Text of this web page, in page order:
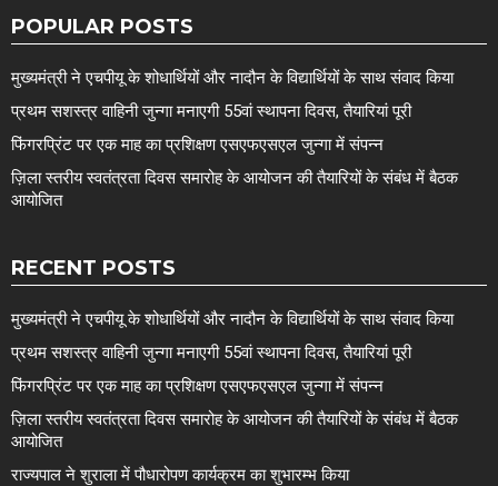
POPULAR POSTS
मुख्यमंत्री ने एचपीयू के शोधार्थियों और नादौन के विद्यार्थियों के साथ संवाद किया
प्रथम सशस्त्र वाहिनी जुन्गा मनाएगी 55वां स्थापना दिवस, तैयारियां पूरी
फिंगरप्रिंट पर एक माह का प्रशिक्षण एसएफएसएल जुन्गा में संपन्न
ज़िला स्तरीय स्वतंत्रता दिवस समारोह के आयोजन की तैयारियों के संबंध में बैठक
आयोजित
RECENT POSTS
मुख्यमंत्री ने एचपीयू के शोधार्थियों और नादौन के विद्यार्थियों के साथ संवाद किया
प्रथम सशस्त्र वाहिनी जुन्गा मनाएगी 55वां स्थापना दिवस, तैयारियां पूरी
फिंगरप्रिंट पर एक माह का प्रशिक्षण एसएफएसएल जुन्गा में संपन्न
ज़िला स्तरीय स्वतंत्रता दिवस समारोह के आयोजन की तैयारियों के संबंध में बैठक
आयोजित
राज्यपाल ने शुराला में पौधारोपण कार्यक्रम का शुभारम्भ किया